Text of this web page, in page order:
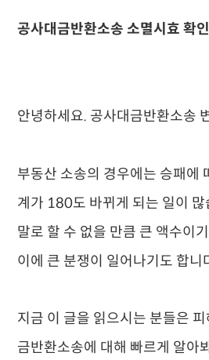
공사대금반환소송 소멸시효 확
안녕하세요. 공사대금반환소송
부동산 소송의 경우에는 승패에
계가 180도 바뀌게 되는 일이 많
말로 할 수 없을 만큼 큰 액수이
이에 큰 분쟁이 일어나기도 합니
지금 이 글을 읽으시는 분들은
금반환소송에 대해 빠르게 알아